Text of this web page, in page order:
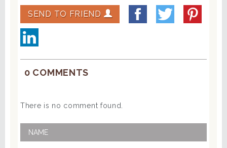
SEND TO FRIEND
0 COMMENTS
There is no comment found.